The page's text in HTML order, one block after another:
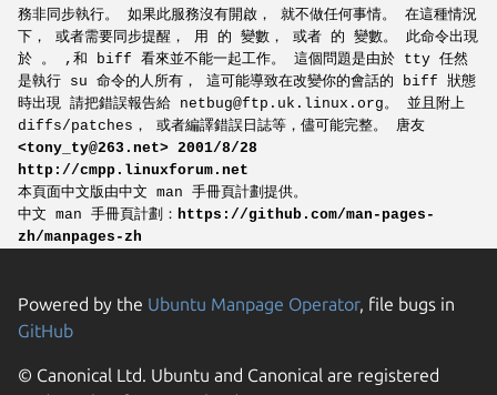
務非同步執行。 如果此服務沒有開啟， 就不做任何事情。 在這種情況
下， 或者需要同步提醒， 用 的 變數， 或者 的 變數。 此命令出現
於 。 ,和 biff 看來並不能一起工作。 這個問題是由於 tty 任然
是執行 su 命令的人所有， 這可能導致在改變你的會話的 biff 狀態
時出現 請把錯誤報告給 netbug@ftp.uk.linux.org。 並且附上
diffs/patches， 或者編譯錯誤日誌等，儘可能完整。 唐友
<tony_ty@263.net> 2001/8/28
http://cmpp.linuxforum.net
本頁面中文版由中文 man 手冊頁計劃提供。
中文 man 手冊頁計劃： https://github.com/man-pages-
zh/manpages-zh
Powered by the Ubuntu Manpage Operator, file bugs in
GitHub
© Canonical Ltd. Ubuntu and Canonical are registered